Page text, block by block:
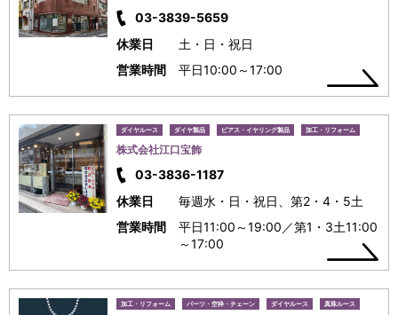
03-3839-5659
休業日
土・日・祝日
営業時間
平日10:00～17:00
ダイヤルース ダイヤ製品 ピアス・イヤリング製品 加工・リフォーム
株式会社江口宝飾
03-3836-1187
休業日
毎週水・日・祝日、第2・4・5土
営業時間
平日11:00～19:00／第1・3土11:00
～17:00
加工・リフォーム パーツ・空枠・チェーン ダイヤルース 真珠ルース